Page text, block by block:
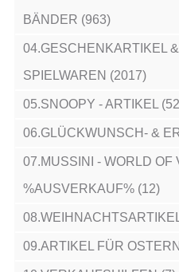
BÄNDER (963)
04.GESCHENKARTIKEL
SPIELWAREN (2017)
05.SNOOPY - ARTIKEL
06.GLÜCKWUNSCH- &
07.MUSSINI - WORLD OF
%AUSVERKAUF% (12)
09.ARTIKEL FÜR